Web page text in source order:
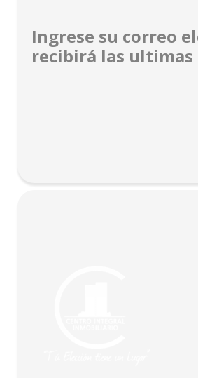
Ingrese su correo
recibirá las